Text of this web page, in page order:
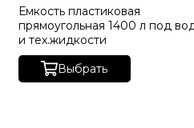
Емкость пластиковая
прямоугольная 1400 л под
и тех.жидкости
Выбрать